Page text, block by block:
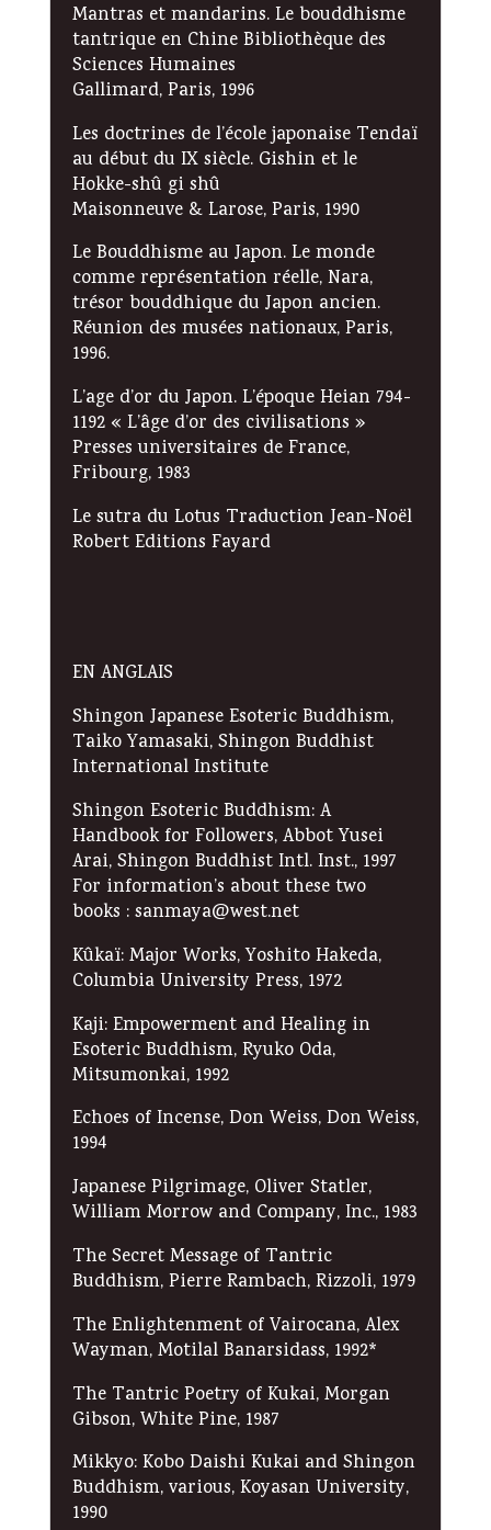
Mantras et mandarins. Le bouddhisme
tantrique en Chine Bibliothèque des
Sciences Humaines
Gallimard, Paris, 1996
Les doctrines de l’école japonaise Tendaï
au début du IX siècle. Gishin et le
Hokke-shû gi shû
Maisonneuve & Larose, Paris, 1990
Le Bouddhisme au Japon. Le monde
comme représentation réelle, Nara,
trésor bouddhique du Japon ancien.
Réunion des musées nationaux, Paris,
1996.
L’age d’or du Japon. L’époque Heian 794-
1192 « L’âge d’or des civilisations »
Presses universitaires de France,
Fribourg, 1983
Le sutra du Lotus Traduction Jean-Noël
Robert Editions Fayard
EN ANGLAIS
Shingon Japanese Esoteric Buddhism,
Taiko Yamasaki, Shingon Buddhist
International Institute
Shingon Esoteric Buddhism: A
Handbook for Followers, Abbot Yusei
Arai, Shingon Buddhist Intl. Inst., 1997
For information’s about these two
books : sanmaya@west.net
Kûkaï: Major Works, Yoshito Hakeda,
Columbia University Press, 1972
Kaji: Empowerment and Healing in
Esoteric Buddhism, Ryuko Oda,
Mitsumonkai, 1992
Echoes of Incense, Don Weiss, Don Weiss,
1994
Japanese Pilgrimage, Oliver Statler,
William Morrow and Company, Inc., 1983
The Secret Message of Tantric
Buddhism, Pierre Rambach, Rizzoli, 1979
The Enlightenment of Vairocana, Alex
Wayman, Motilal Banarsidass, 1992*
The Tantric Poetry of Kukai, Morgan
Gibson, White Pine, 1987
Mikkyo: Kobo Daishi Kukai and Shingon
Buddhism, various, Koyasan University,
1990